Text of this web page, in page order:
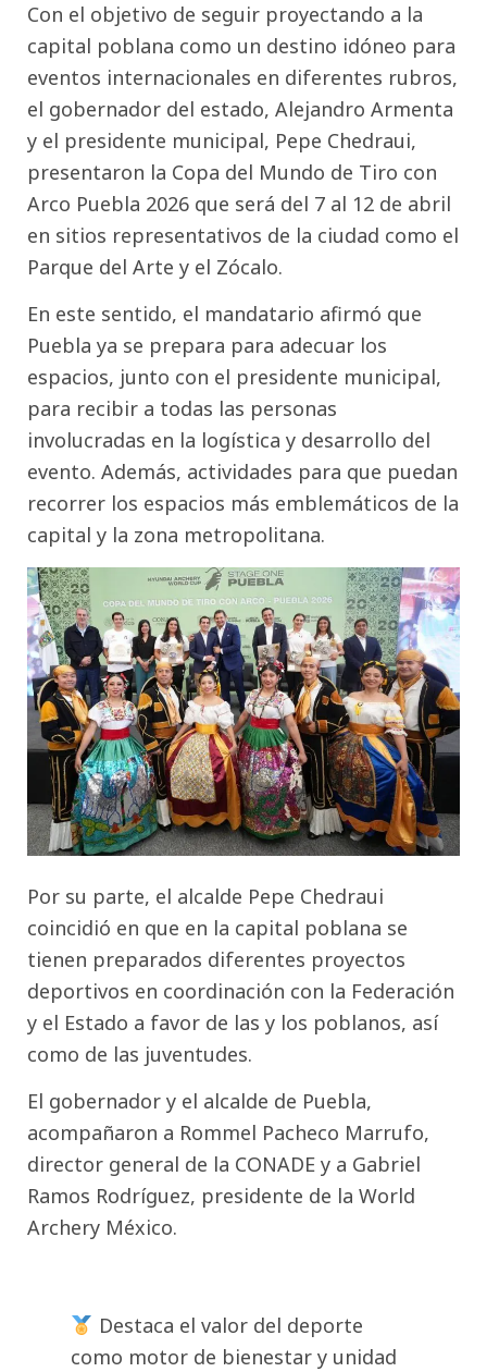
Con el objetivo de seguir proyectando a la
capital poblana como un destino idóneo para
eventos internacionales en diferentes rubros,
el gobernador del estado, Alejandro Armenta
y el presidente municipal, Pepe Chedraui,
presentaron la Copa del Mundo de Tiro con
Arco Puebla 2026 que será del 7 al 12 de abril
en sitios representativos de la ciudad como el
Parque del Arte y el Zócalo.
En este sentido, el mandatario afirmó que
Puebla ya se prepara para adecuar los
espacios, junto con el presidente municipal,
para recibir a todas las personas
involucradas en la logística y desarrollo del
evento. Además, actividades para que puedan
recorrer los espacios más emblemáticos de la
capital y la zona metropolitana.
Por su parte, el alcalde Pepe Chedraui
coincidió en que en la capital poblana se
tienen preparados diferentes proyectos
deportivos en coordinación con la Federación
y el Estado a favor de las y los poblanos, así
como de las juventudes.
El gobernador y el alcalde de Puebla,
acompañaron a Rommel Pacheco Marrufo,
director general de la CONADE y a Gabriel
Ramos Rodríguez, presidente de la World
Archery México.
Destaca el valor del deporte
como motor de bienestar y unidad